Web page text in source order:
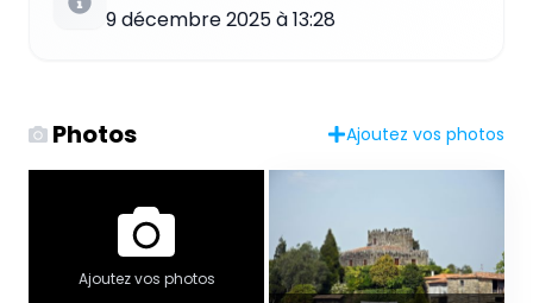
9 décembre 2025 à 13:28
Photos Ajoutez vos photos
Ajoutez vos photos